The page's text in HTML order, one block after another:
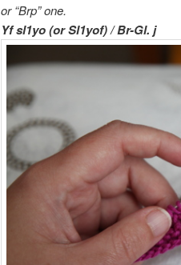
or “Brp” one.
Yf sl1yo (or Sl1yof) / Br-Gl. j